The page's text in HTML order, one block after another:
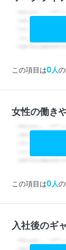
この項目は0人
女性の働き
この項目は0人
入社後のギ